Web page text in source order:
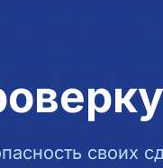
своих